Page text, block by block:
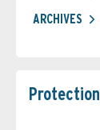
ARCHIVES
Protection